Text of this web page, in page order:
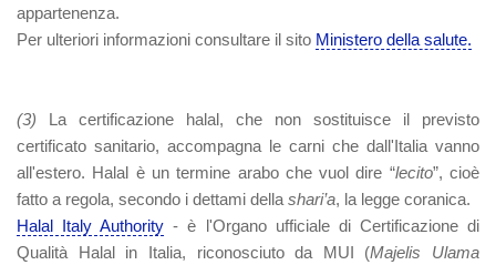
appartenenza.
Per ulteriori informazioni consultare il sito Ministero della salute.
(3) La certificazione halal, che non sostituisce il previsto
certificato sanitario, accompagna le carni che dall'Italia vanno
all'estero. Halal è un termine arabo che vuol dire “lecito”, cioè
fatto a regola, secondo i dettami della shari’a, la legge coranica.
Halal Italy Authority -è l'Organo ufficiale di Certificazione di
Qualità Halal in Italia, riconosciuto da MUI (Majelis Ulama